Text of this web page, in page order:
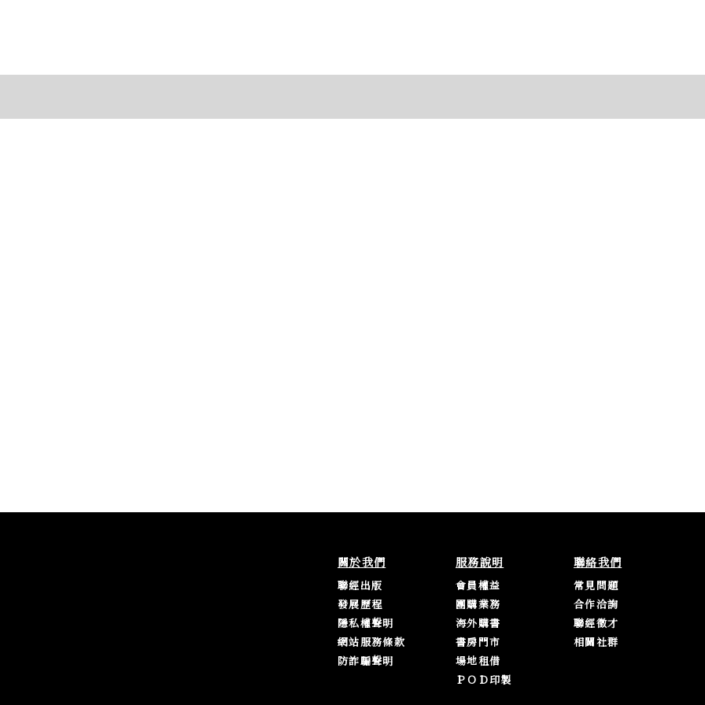
關於我們
聯經出版
發展歷程
隱私權聲明
網站服務條款
防詐騙聲明
服務說明
會員權益
團購業務
海外購書
書房門市
場地租借
ＰＯＤ印製
聯絡我們
常見問題
合作洽詢
聯經徵才
相關社群